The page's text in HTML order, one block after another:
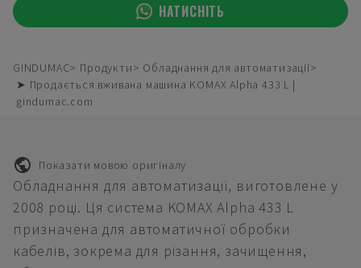
НАТИСНІТЬ
GINDUMAC Продукти
Обладнання для автоматизації
➤ Продається вживана машина KOMAX Alpha 433 L |
gindumac.com
Показати мовою оригіналу
Обладнання для автоматизації, виготовлене у
2008 році. Ця система KOMAX Alpha 433 L
призначена для автоматичної обробки
кабелів, зокрема для різання, зачищення,